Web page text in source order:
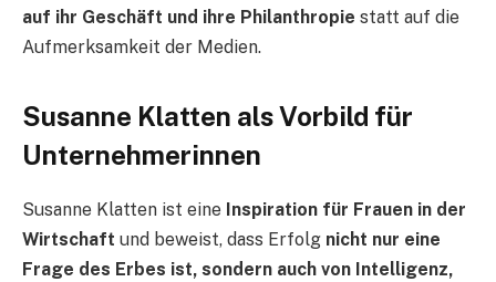
auf ihr Geschäft und ihre Philanthropie statt auf die
Aufmerksamkeit der Medien.
Susanne Klatten als Vorbild für
Unternehmerinnen
Susanne Klatten ist eine Inspiration für Frauen in der
Wirtschaft und beweist, dass Erfolg nicht nur eine
Frage des Erbes ist, sondern auch von Intelligenz,